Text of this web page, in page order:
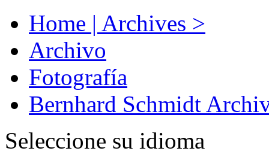
Home | Archives >
Archivo
Fotografía
Bernhard Schmidt
Seleccione su idioma